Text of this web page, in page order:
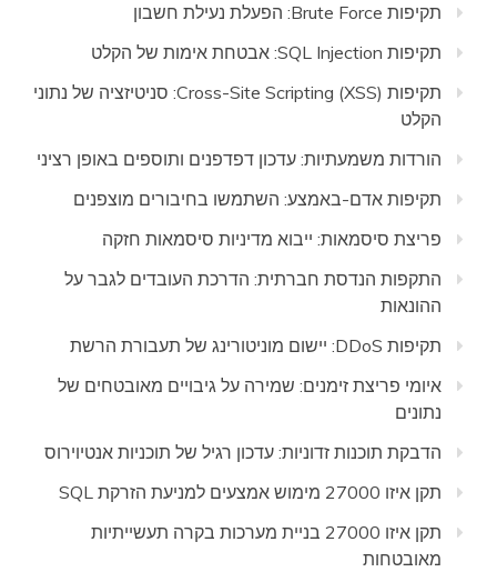
תקיפות Brute Force: הפעלת נעילת חשבון
תקיפות SQL Injection: אבטחת אימות של הקלט
תקיפות Cross-Site Scripting (XSS): סניטיזציה של נתוני
הקלט
הורדות משמעתיות: עדכון דפדפנים ותוספים באופן רציני
תקיפות אדם-באמצע: השתמשו בחיבורים מוצפנים
פריצת סיסמאות: ייבוא מדיניות סיסמאות חזקה
התקפות הנדסת חברתית: הדרכת העובדים לגבר על
ההונאות
תקיפות DDoS: יישום מוניטורינג של תעבורת הרשת
איומי פריצת זימנים: שמירה על גיבויים מאובטחים של
נתונים
הדבקת תוכנות זדוניות: עדכון רגיל של תוכניות אנטיוירוס
תקן איזו 27000 מימוש אמצעים למניעת הזרקת SQL
תקן איזו 27000 בניית מערכות בקרה תעשייתיות
מאובטחות